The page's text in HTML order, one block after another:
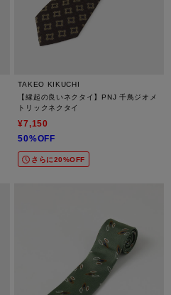
TAKEO KIKUCHI
【縁起の良いネクタイ】PNJ 千鳥ジオメ
トリックネクタイ
¥7,150
50%OFF
さらに20%OFF